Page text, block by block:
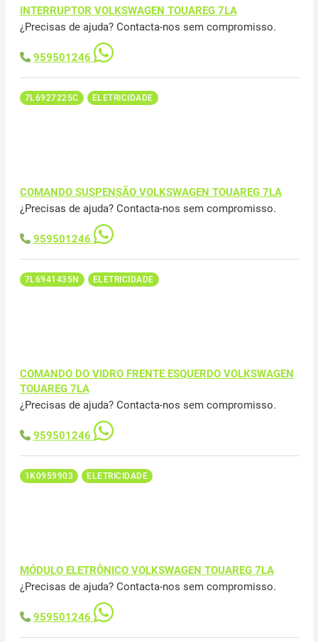
INTERRUPTOR VOLKSWAGEN TOUAREG 7LA
¿Precisas de ajuda? Contacta-nos sem compromisso.
959501246
7L6927225C ELETRICIDADE
COMANDO SUSPENSÃO VOLKSWAGEN TOUAREG 7LA
¿Precisas de ajuda? Contacta-nos sem compromisso.
959501246
7L6941435N ELETRICIDADE
COMANDO DO VIDRO FRENTE ESQUERDO VOLKSWAGEN
TOUAREG 7LA
¿Precisas de ajuda? Contacta-nos sem compromisso.
959501246
1K0959903 ELETRICIDADE
MÓDULO ELETRÔNICO VOLKSWAGEN TOUAREG 7LA
¿Precisas de ajuda? Contacta-nos sem compromisso.
959501246